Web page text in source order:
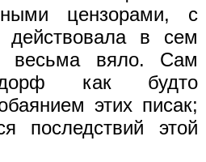
цензорами, с
действовала в сем
весьма вяло. Сам
как будто
этих писак;
последствий этой